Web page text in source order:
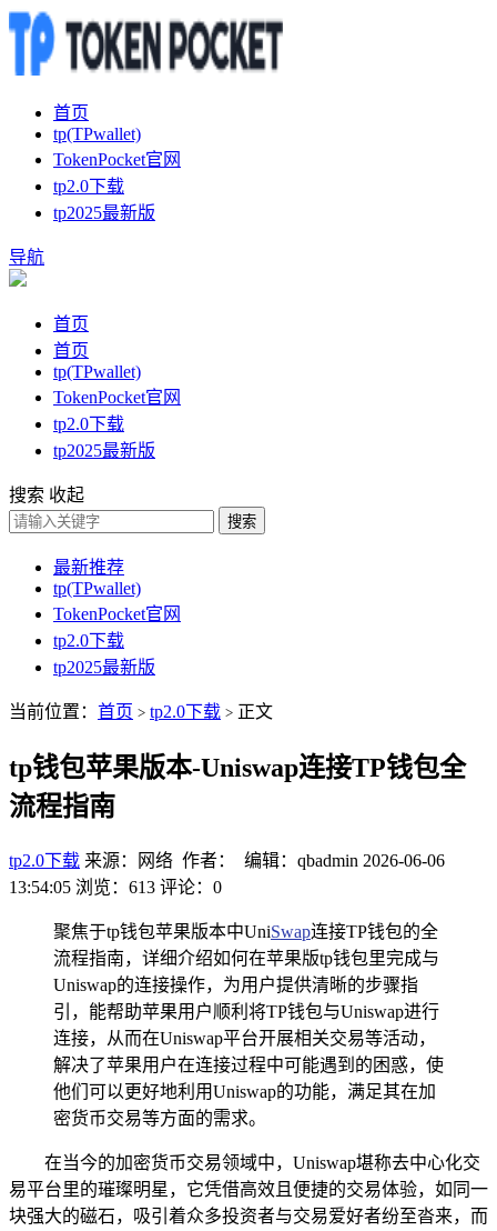
首页
tp(TPwallet)
TokenPocket官网
tp2.0下载
tp2025最新版
导航
首页
首页
tp(TPwallet)
TokenPocket官网
tp2.0下载
tp2025最新版
搜索 收起
搜索
最新推荐
tp(TPwallet)
TokenPocket官网
tp2.0下载
tp2025最新版
当前位置： 首页 > tp2.0下载 > 正文
tp钱包苹果版本-Uniswap连接TP钱包全
流程指南
tp2.0下载 来源：网络 作者： 编辑：qbadmin 2026-06-06
13:54:05 浏览：613 评论：0
聚焦于tp钱包苹果版本中UniSwap连接TP钱包的全
流程指南，详细介绍如何在苹果版tp钱包里完成与
Uniswap的连接操作，为用户提供清晰的步骤指
引，能帮助苹果用户顺利将TP钱包与Uniswap进行
连接，从而在Uniswap平台开展相关交易等活动，
解决了苹果用户在连接过程中可能遇到的困惑，使
他们可以更好地利用Uniswap的功能，满足其在加
密货币交易等方面的需求。
在当今的加密货币交易领域中，Uniswap堪称去中心化交
易平台里的璀璨明星，它凭借高效且便捷的交易体验，如同一
块强大的磁石，吸引着众多投资者与交易爱好者纷至沓来，而